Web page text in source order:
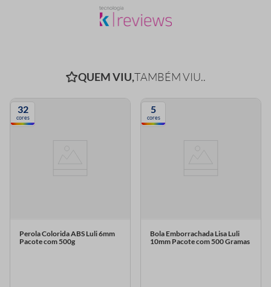
QUEM VIU,TAMBÉM VIU..
32
cores
Perola Colorida ABS Luli 6mm
Pacote com 500g
5
cores
Bola Emborrachada Lisa Luli
10mm Pacote com 500 Gramas